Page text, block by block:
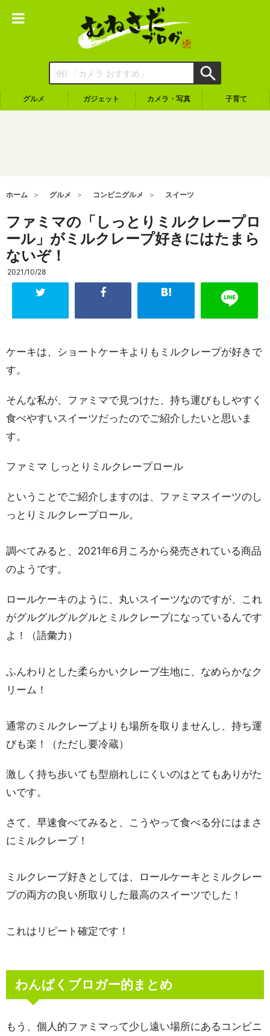
グルメ ガジェット カメラ・写真 子育て
ホーム グルメ コンビニグルメ スイーツ
ファミマの「しっとりミルクレープロ
ール」がミルクレープ好きにはたまら
ないぞ！
2021/10/28
ケーキは、ショートケーキよりもミルクレープが好きで
す。
そんな私が、ファミマで見つけた、持ち運びもしやすく
食べやすいスイーツだったのでご紹介したいと思いま
す。
ファミマ しっとりミルクレープロール
ということでご紹介しますのは、ファミマスイーツのし
っとりミルクレープロール。
調べてみると、2021年6月ころから発売されている商品
のようです。
ロールケーキのように、丸いスイーツなのですが、これ
がグルグルグルグルとミルクレープになっているんです
よ！（語彙力）
ふんわりとした柔らかいクレープ生地に、なめらかなク
リーム！
通常のミルクレープよりも場所を取りませんし、持ち運
びも楽！（ただし要冷蔵）
激しく持ち歩いても型崩れしにくいのはとてもありがた
いです。
さて、早速食べてみると、こうやって食べる分にはまさ
にミルクレープ！
ミルクレープ好きとしては、ロールケーキとミルクレー
プの両方の良い所取りした最高のスイーツでした！
これはリピート確定です！
わんぱくブロガー的まとめ
もう、個人的ファミマって少し遠い場所にあるコンビニ